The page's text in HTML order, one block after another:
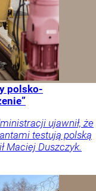
polsko-
ujawnił, że
testują polską
Maciej Duszczyk.